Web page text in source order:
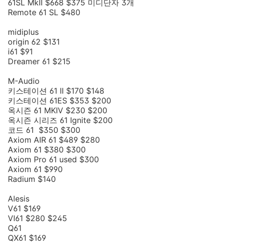
61SL MkII $668 $375 미디단자 3개
Remote 61 SL $480
midiplus
origin 62 $131
i61 $91
Dreamer 61 $215
M-Audio
키스테이션 61 II $170 $148
키스테이션 61ES $353 $200
옥시즌 61 MKIV $230 $200
옥시즌 시리즈 61 Ignite $200
코드 61 $350 $300
Axiom AIR 61 $489 $280
Axiom 61 $380 $300
Axiom Pro 61 used $300
Axiom 61 $990
Radium $140
Alesis
V61 $169
VI61 $280 $245
Q61
QX61 $169